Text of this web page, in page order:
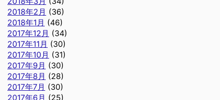
2018年2月 (36)
2018年1月 (46)
2017年12月 (34)
2017年11月 (30)
2017年10月 (31)
2017年9月 (30)
2017年8月 (28)
2017年7月 (30)
2017年6月 (25)